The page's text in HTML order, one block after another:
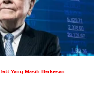
Yang Masih Berkesan